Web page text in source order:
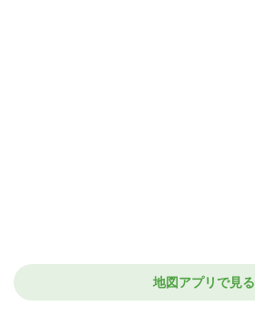
地図アプリで見る